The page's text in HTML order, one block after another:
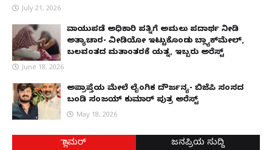
July 21, 2026
ವಾಯುಪಡೆ ಅಧಿಕಾರಿ ಪತ್ನಿಗೆ ಅಮಲು ಪದಾರ್ಥ ನೀಡಿ
ಅತ್ಯಾಚಾರ- ವೀಡಿಯೋ ಇಟ್ಟುಕೊಂಡು ಬ್ಲ್ಯಾಕ್‌ಮೇಲ್,
ಬಲವಂತದ ಮತಾಂತರಕ್ಕೆ ಯತ್ನ, ಇಬ್ಬರು ಅರೆಸ್ಟ್
June 18, 2026
ಅಪ್ರಾಪ್ತೆಯ ಮೇಲೆ ಲೈಂಗಿಕ ದೌರ್ಜನ್ಯ- ಬಿಜೆಪಿ ಸಂಸದ
ಬಂಡಿ ಸಂಜಯ್ ಕುಮಾರ್ ಪುತ್ರ ಅರೆಸ್ಟ್
May 18, 2026
ಗ್ಲಾಮರ್ ಜನಪ್ರಿಯ ಸುದ್ದಿ